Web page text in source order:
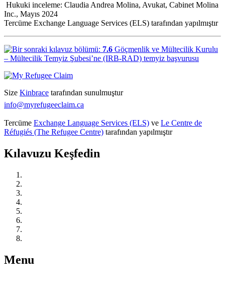
Hukuki inceleme: Claudia Andrea Molina, Avukat, Cabinet Molina
Inc., Mayıs 2024
Tercüme Exchange Language Services (ELS) tarafından yapılmıştır
7.6 Göçmenlik ve Mültecilik Kurulu
– Mültecilik Temyiz Şubesi’ne (IRB-RAD) temyiz başvurusu
Size Kinbrace tarafından sunulmuştur
info@myrefugeeclaim.ca
Tercüme Exchange Language Services (ELS) ve Le Centre de
Réfugiés (The Refugee Centre) tarafından yapılmıştır
Kılavuzu Keşfedin
Menu